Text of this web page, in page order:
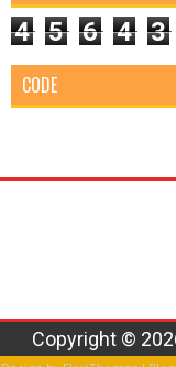
4 5 6 4 3
CODE
Copyright ©